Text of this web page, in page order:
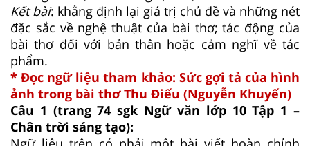
Kết bài: khẳng định lại giá trị chủ đề và những nét
đặc sắc về nghệ thuật của bài thơ; tác động của
bài thơ đối với bản thân hoặc cảm nghĩ về tác
phẩm.
* Đọc ngữ liệu tham khảo: Sức gợi tả của hình
ảnh trong bài thơ Thu Điếu (Nguyễn Khuyến)
Câu 1 (trang 74 sgk Ngữ văn lớp 10 Tập 1 –
Chân trời sáng tạo):